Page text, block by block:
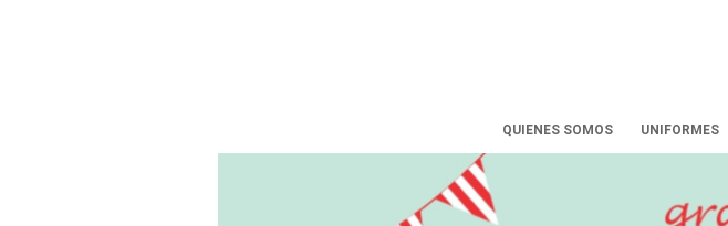
QUIENES SOMOS UNIFORMES